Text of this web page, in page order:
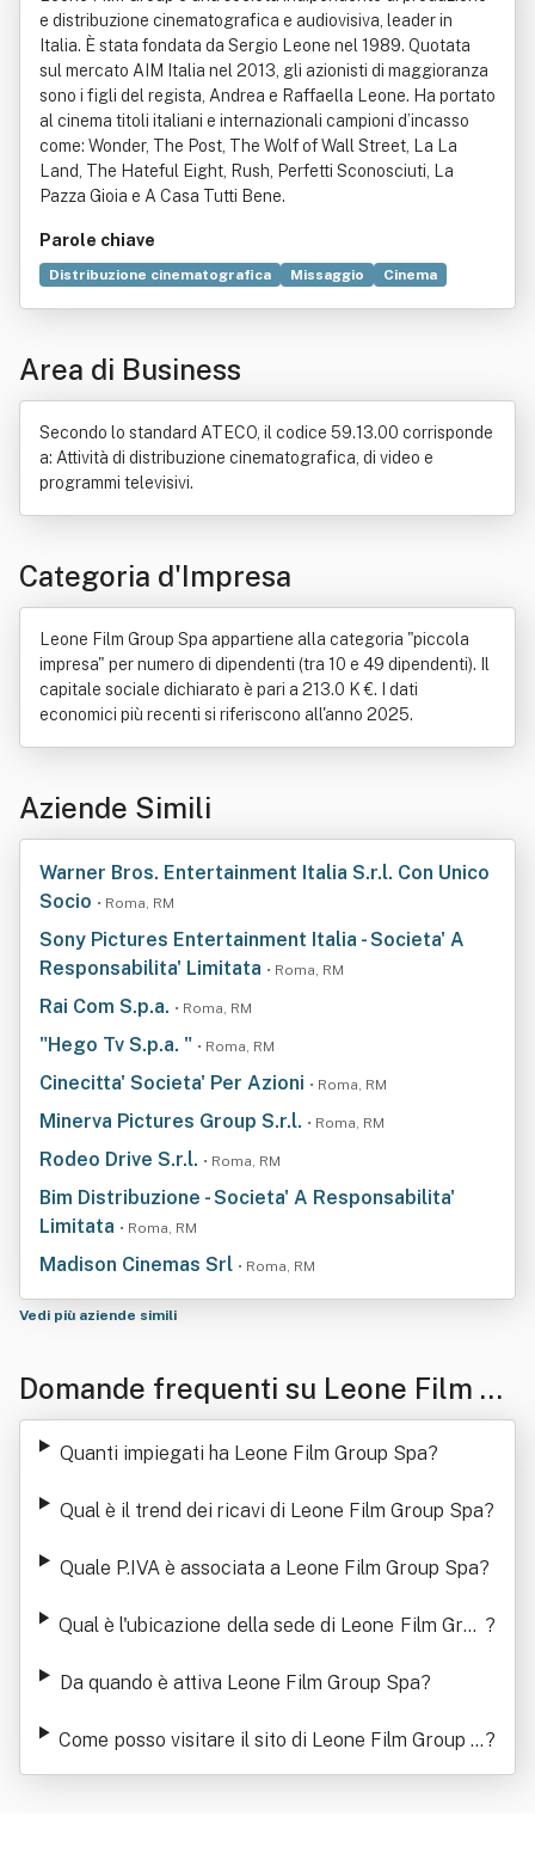
e distribuzione cinematografica e audiovisiva, leader in
Italia. È stata fondata da Sergio Leone nel 1989. Quotata
sul mercato AIM Italia nel 2013, gli azionisti di maggioranza
sono i figli del regista, Andrea e Raffaella Leone. Ha portato
al cinema titoli italiani e internazionali campioni d’incasso
come: Wonder, The Post, The Wolf of Wall Street, La La
Land, The Hateful Eight, Rush, Perfetti Sconosciuti, La
Pazza Gioia e A Casa Tutti Bene.
Parole chiave
Distribuzione cinematografica Missaggio
Cinema
Organizzazione
Industria
Area di Business
Secondo lo standard ATECO, il codice 59.13.00 corrisponde
a: Attività di distribuzione cinematografica, di video e
programmi televisivi.
Categoria d'Impresa
Leone Film Group Spa appartiene alla categoria "piccola
impresa" per numero di dipendenti (tra 10 e 49 dipendenti). Il
capitale sociale dichiarato è pari a 213.0 K €. I dati
economici più recenti si riferiscono all'anno 2025.
Aziende Simili
Warner Bros. Entertainment Italia S.r.l. Con Unico
Socio • Roma, RM
Sony Pictures Entertainment Italia - Societa' A
Responsabilita' Limitata • Roma, RM
Rai Com S.p.a. • Roma, RM
"Hego Tv S.p.a. " • Roma, RM
Cinecitta' Societa' Per Azioni • Roma, RM
Minerva Pictures Group S.r.l. • Roma, RM
Rodeo Drive S.r.l. • Roma, RM
Bim Distribuzione - Societa' A Responsabilita'
Limitata • Roma, RM
Madison Cinemas Srl • Roma, RM
Vedi più aziende simili
Domande frequenti su Leone Film Gr
oup Spa
Quanti impiegati ha Leone Film Group Spa?
Qual è il trend dei ricavi di Leone Film Group Spa?
Quale P.IVA è associata a Leone Film Group Spa?
Qual è l'ubicazione della sede di Leone Film Grou ?
Da quando è attiva Leone Film Group Spa?
Come posso visitare il sito di Leone Film Group S
pa
?